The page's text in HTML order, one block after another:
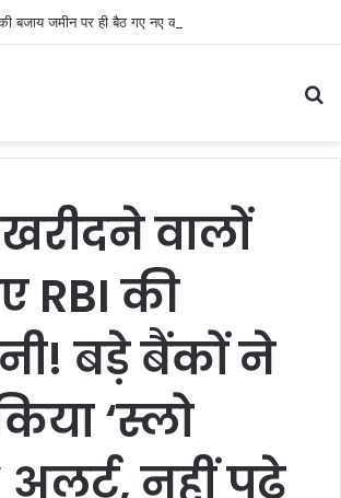
वालों
RBI की
बड़े बैंकों ने
‘स्लो
अलर्ट, नहीं पढ़े